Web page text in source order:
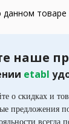
данном товаре
наше
etabl
о скидках и
предложения
всегда